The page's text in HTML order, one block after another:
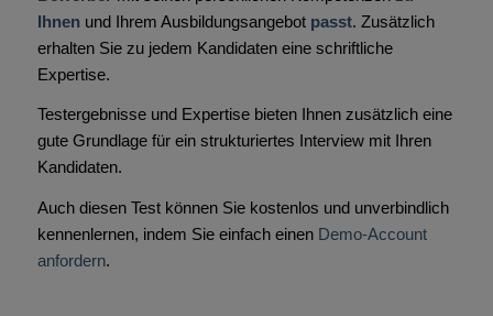
Ihnenund Ihrem Ausbildungsangebot passt. Zusätzlich
erhalten Sie zu jedem Kandidaten eine schriftliche
Expertise.
Testergebnisse und Expertise bieten Ihnen zusätzlich eine
gute Grundlage für ein strukturiertes Interview mit Ihren
Kandidaten.
Auch diesen Test können Sie kostenlos und unverbindlich
kennenlernen, indem Sie einfach einen Demo-Account
anfordern.